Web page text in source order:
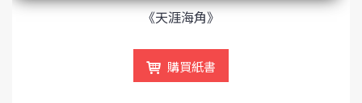
《天涯海角》
購買紙書